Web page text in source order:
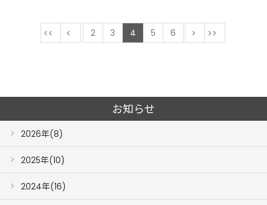
前
2 3 4 5 6 次
お知らせ
2026年(8)
2025年(10)
2024年(16)